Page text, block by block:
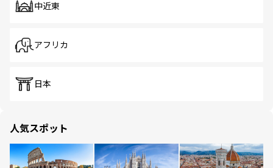
中近東
アフリカ
日本
人気スポット